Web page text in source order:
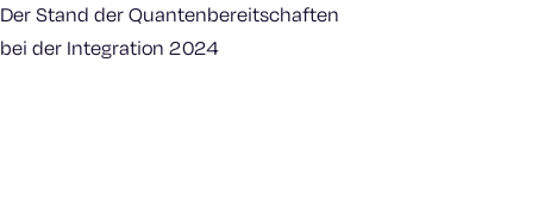
Der Stand der Quantenbereitschaften
bei der Integration 2024